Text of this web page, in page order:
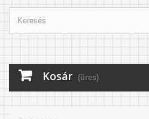
Kosár (üres)